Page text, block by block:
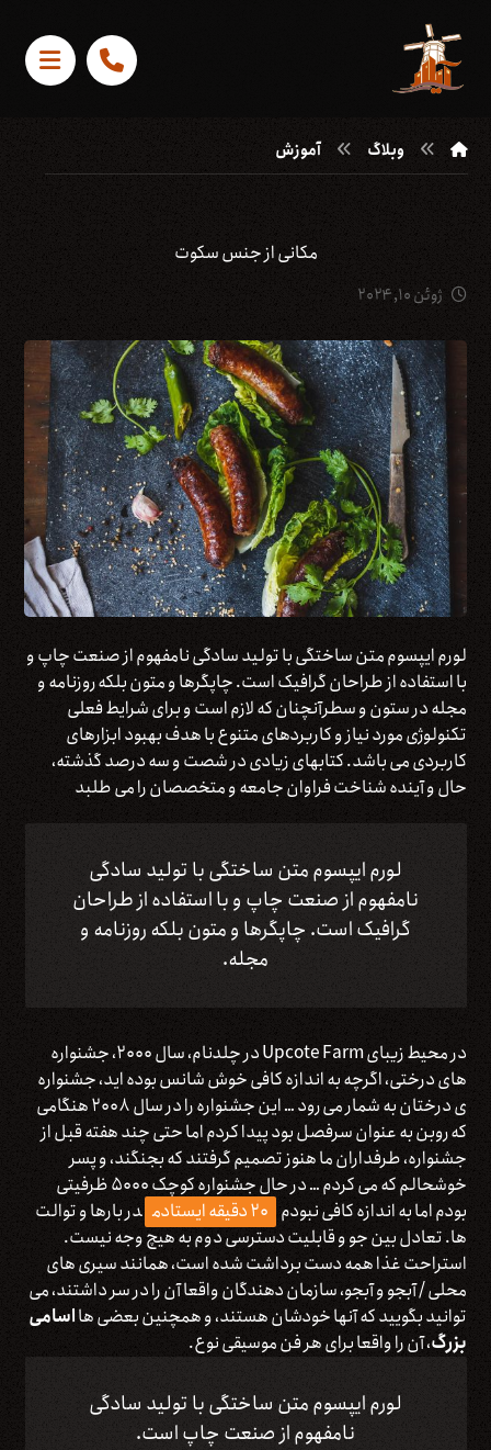
وبلاگ آموزش
مکانی از جنس سکوت
ژوئن ۱۰, ۲۰۲۴
لورم ایپسوم متن ساختگی با تولید سادگی نامفهوم از صنعت چاپ و
با استفاده از طراحان گرافیک است. چاپگرها و متون بلکه روزنامه و
مجله در ستون و سطرآنچنان که لازم است و برای شرایط فعلی
تکنولوژی مورد نیاز و کاربردهای متنوع با هدف بهبود ابزارهای
کاربردی می باشد. کتابهای زیادی در شصت و سه درصد گذشته،
حال و آینده شناخت فراوان جامعه و متخصصان را می طلبد
لورم ایپسوم متن ساختگی با تولید سادگی
نامفهوم از صنعت چاپ و با استفاده از طراحان
گرافیک است. چاپگرها و متون بلکه روزنامه و
مجله.
در محیط زیبای Upcote Farm در چلدنام، سال ۲۰۰۰، جشنواره
های درختی، اگرچه به اندازه کافی خوش شانس بوده اید، جشنواره
ی درختان به شمار می رود … این جشنواره را در سال ۲۰۰۸ هنگامی
که روبن به عنوان سرفصل بود پیدا کردم اما حتی چند هفته قبل از
جشنواره، طرفداران ما هنوز تصمیم گرفتند که بجنگند، و پسر
خوشحالم که می کردم … در حال جشنواره کوچک ۵۰۰۰ ظرفیتی
بودم اما به اندازه کافی نبودم ۲۰ دقیقه ایستادم
در بارها و توالت
ها. تعادل بین جو و قابلیت دسترسی دوم به هیچ وجه نیست.
استراحت غذا همه دست برداشت شده است، همانند سیری های
محلی / آبجو و آبجو، سازمان دهندگان واقعا آن را در سر داشتند، می
توانید بگویید که آنها خودشان هستند، و همچنین بعضی هااسامی
بزرگ، آن را واقعا برای هر فن موسیقی نوع.
لورم ایپسوم متن ساختگی با تولید سادگی
نامفهوم از صنعت چاپ است.